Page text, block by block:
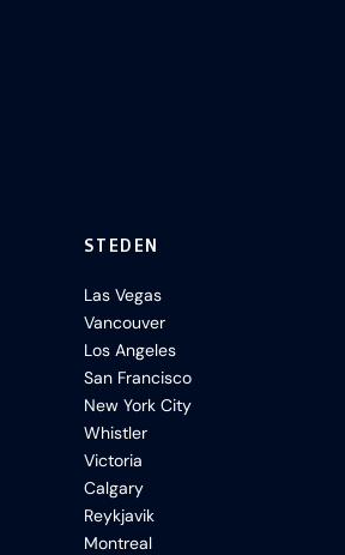
STEDEN
Las Vegas
Vancouver
Los Angeles
San Francisco
New York City
Whistler
Victoria
Calgary
Reykjavik
Montreal